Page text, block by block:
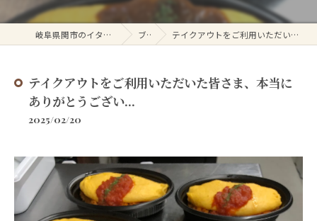
岐阜県関市のイタリアンなら洋食リベルタ ブログ テイクアウトをご利用いただいた皆さま、本当にありがとうござい...
テイクアウトをご利用いただいた皆さま、本当に
ありがとうござい...
2025/02/20